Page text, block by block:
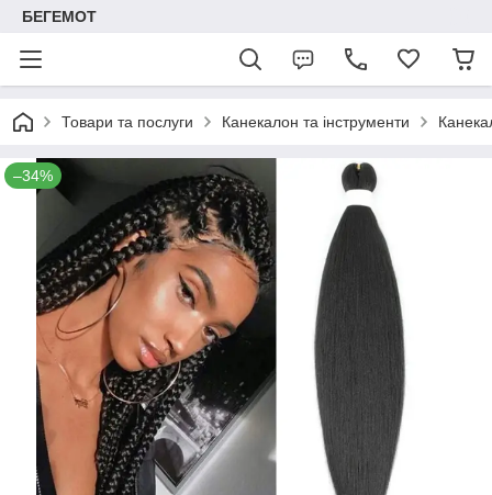
БЕГЕМОТ
Товари та послуги Канекалон та інструменти
–34%